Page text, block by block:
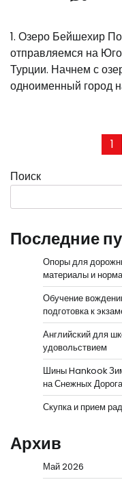
1. Озеро Бейшехир
отправляемся на
Турции. Начнем с
одноименный город
записей
1
Поиск
Последние
Опоры для
материалы и
Обучение
подготовка к
Английский для
удовольствием
Шины Hankook
на Снежных
Скупка и прием
Архив
Май 2026